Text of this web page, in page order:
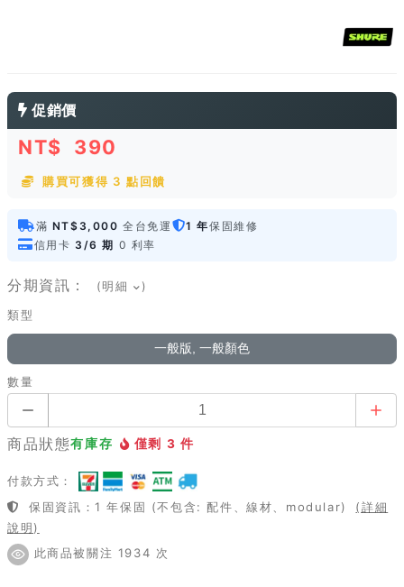
促銷價
NT$ 390
購買可獲得 3 點回饋
滿 NT$3,000 全台免運 1 年保固維修
信用卡 3/6 期 0 利率
分期資訊： (明細 )
類型
一般版, 一般顏色
數量
商品狀態有庫存 僅剩 3 件
付款方式：
保固資訊：1 年保固 (不包含: 配件、線材、modular)
(詳細
說明)
此商品被關注 1934 次